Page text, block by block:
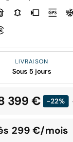
LIVRAISON
Sous 5 jours
399 € -22%
299 €/mois